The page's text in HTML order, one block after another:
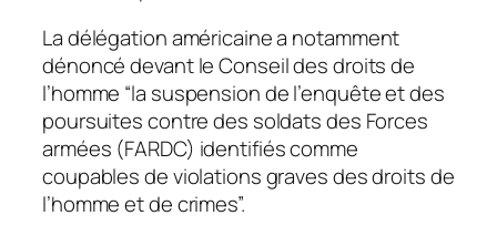
La délégation américaine a notamment
dénoncé devant le Conseil des droits de
l’homme “la suspension de l’enquête et des
poursuites contre des soldats des Forces
armées (FARDC) identifiés comme
coupables de violations graves des droits de
l’homme et de crimes”.